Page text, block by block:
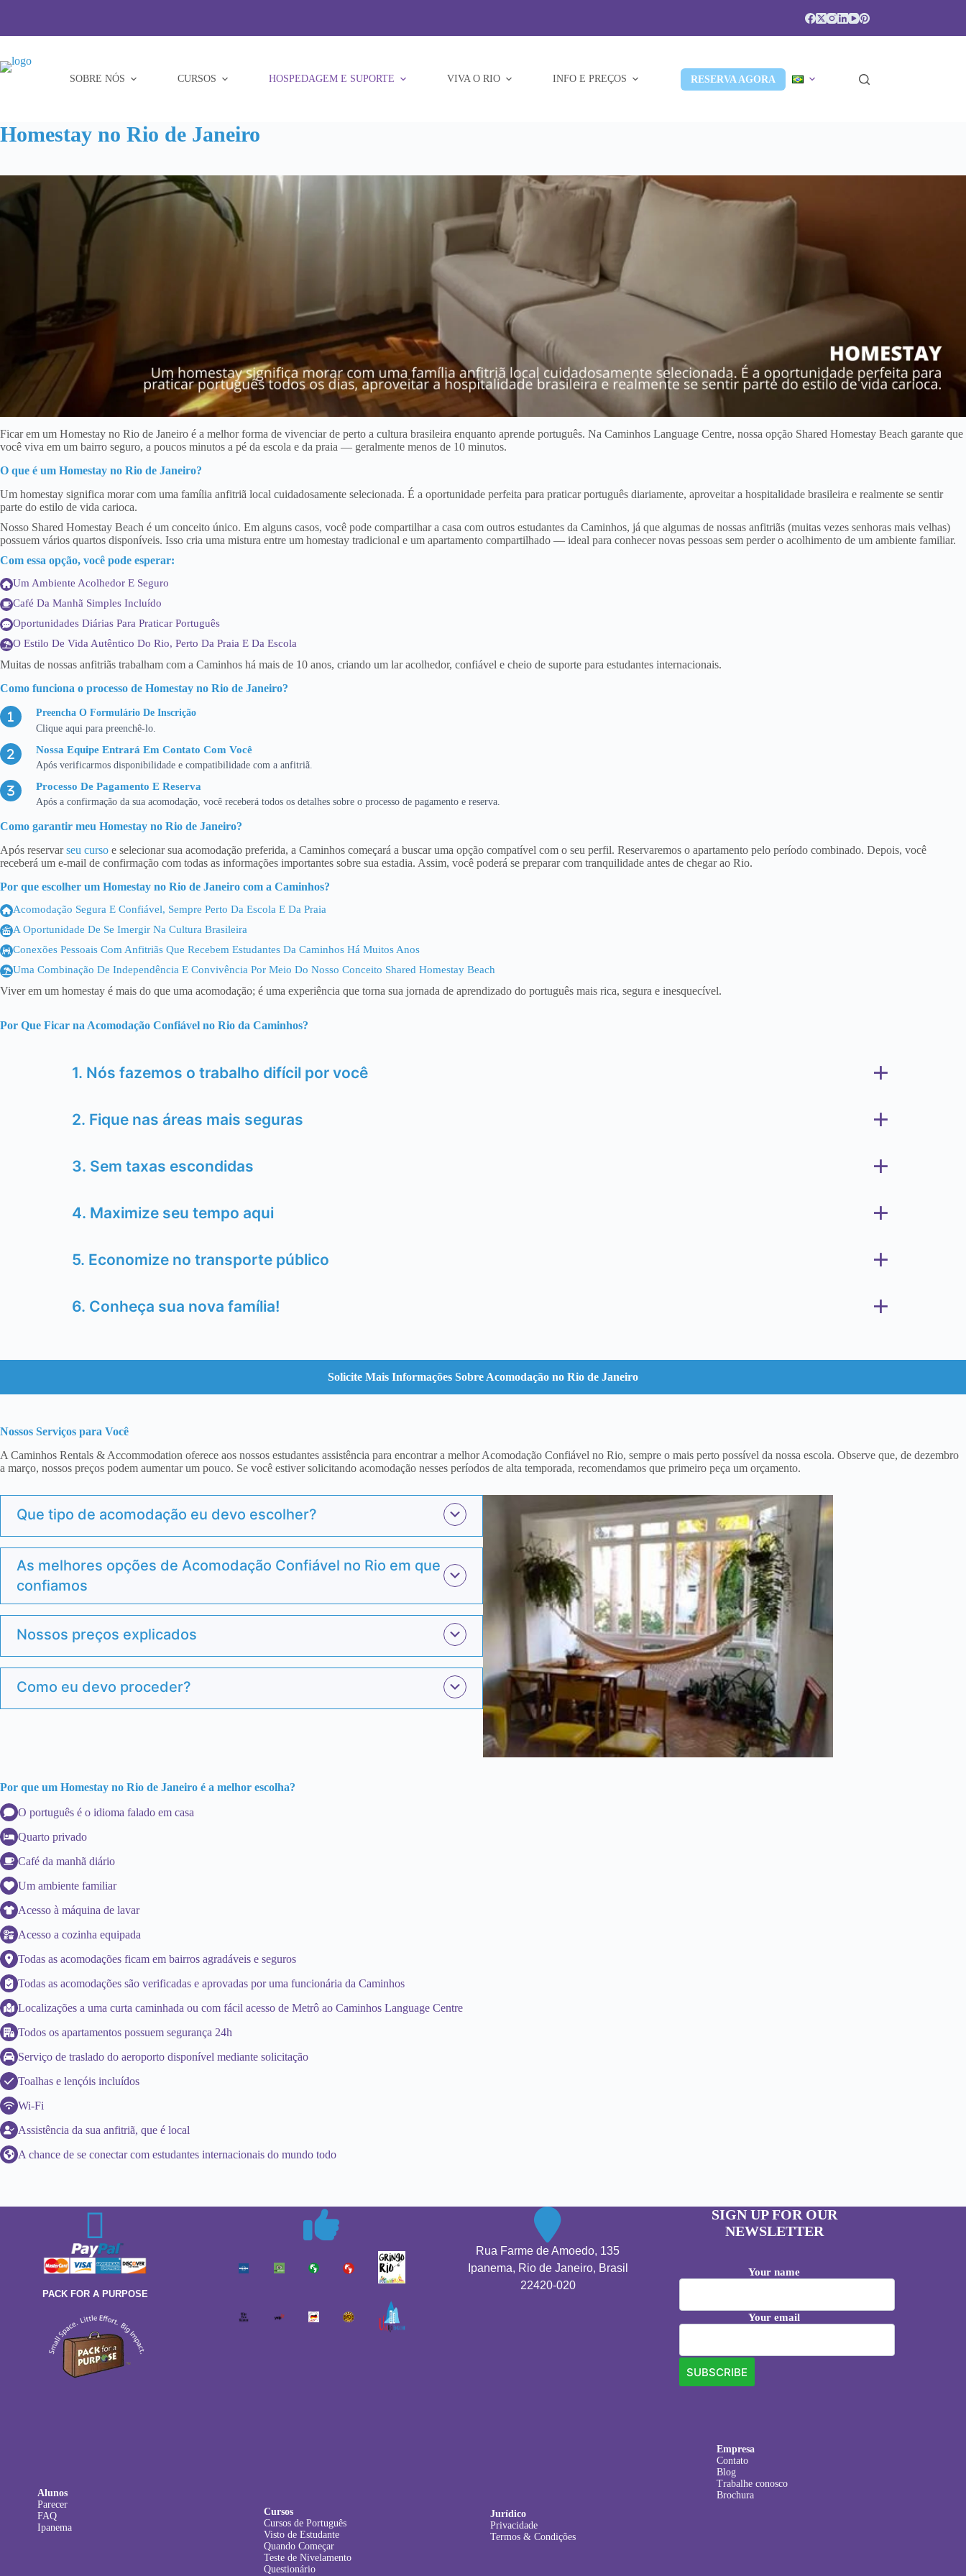
SOBRE NÓS CURSOS HOSPEDAGEM E SUPORTE VIVA O RIO INFO E PREÇOS RESERVA AGORA
Homestay no Rio de Janeiro
Ficar em um Homestay no Rio de Janeiro é a melhor forma de vivenciar de perto a cultura brasileira enquanto aprende português. Na Caminhos Language Centre, nossa opção Shared Homestay Beach garante que
você viva em um bairro seguro, a poucos minutos a pé da escola e da praia — geralmente menos de 10 minutos.
O que é um Homestay no Rio de Janeiro?
Um homestay significa morar com uma família anfitriã local cuidadosamente selecionada. É a oportunidade perfeita para praticar português diariamente, aproveitar a hospitalidade brasileira e realmente se sentir
parte do estilo de vida carioca.
Nosso Shared Homestay Beach é um conceito único. Em alguns casos, você pode compartilhar a casa com outros estudantes da Caminhos, já que algumas de nossas anfitriãs (muitas vezes senhoras mais velhas)
possuem vários quartos disponíveis. Isso cria uma mistura entre um homestay tradicional e um apartamento compartilhado — ideal para conhecer novas pessoas sem perder o acolhimento de um ambiente familiar.
Com essa opção, você pode esperar:
Um Ambiente Acolhedor E Seguro
Café Da Manhã Simples Incluído
Oportunidades Diárias Para Praticar Português
O Estilo De Vida Autêntico Do Rio, Perto Da Praia E Da Escola
Muitas de nossas anfitriãs trabalham com a Caminhos há mais de 10 anos, criando um lar acolhedor, confiável e cheio de suporte para estudantes internacionais.
Como funciona o processo de Homestay no Rio de Janeiro?
Preencha O Formulário De Inscrição
Clique aqui para preenchê-lo.
Nossa Equipe Entrará Em Contato Com Você
Após verificarmos disponibilidade e compatibilidade com a anfitriã.
Processo De Pagamento E Reserva
Após a confirmação da sua acomodação, você receberá todos os detalhes sobre o processo de pagamento e reserva.
Como garantir meu Homestay no Rio de Janeiro?
Após reservarseu curso e selecionar sua acomodação preferida, a Caminhos começará a buscar uma opção compatível com o seu perfil. Reservaremos o apartamento pelo período combinado. Depois, você
receberá um e-mail de confirmação com todas as informações importantes sobre sua estadia. Assim, você poderá se preparar com tranquilidade antes de chegar ao Rio.
Por que escolher um Homestay no Rio de Janeiro com a Caminhos?
Acomodação Segura E Confiável, Sempre Perto Da Escola E Da Praia
A Oportunidade De Se Imergir Na Cultura Brasileira
Conexões Pessoais Com Anfitriãs Que Recebem Estudantes Da Caminhos Há Muitos Anos
Uma Combinação De Independência E Convivência Por Meio Do Nosso Conceito Shared Homestay Beach
Viver em um homestay é mais do que uma acomodação; é uma experiência que torna sua jornada de aprendizado do português mais rica, segura e inesquecível.
Por Que Ficar na Acomodação Confiável no Rio da Caminhos?
1. Nós fazemos o trabalho difícil por você
2. Fique nas áreas mais seguras
3. Sem taxas escondidas
4. Maximize seu tempo aqui
5. Economize no transporte público
6. Conheça sua nova família!
Solicite Mais Informações Sobre Acomodação no Rio de Janeiro
Nossos Serviços para Você
A Caminhos Rentals & Accommodation oferece aos nossos estudantes assistência para encontrar a melhor Acomodação Confiável no Rio, sempre o mais perto possível da nossa escola. Observe que, de dezembro
a março, nossos preços podem aumentar um pouco. Se você estiver solicitando acomodação nesses períodos de alta temporada, recomendamos que primeiro peça um orçamento.
Que tipo de acomodação eu devo escolher?
As melhores opções de Acomodação Confiável no Rio em que
confiamos
Nossos preços explicados
Como eu devo proceder?
Por que um Homestay no Rio de Janeiro é a melhor escolha?
O português é o idioma falado em casa
Quarto privado
Café da manhã diário
Um ambiente familiar
Acesso à máquina de lavar
Acesso a cozinha equipada
Todas as acomodações ficam em bairros agradáveis e seguros
Todas as acomodações são verificadas e aprovadas por uma funcionária da Caminhos
Localizações a uma curta caminhada ou com fácil acesso de Metrô ao Caminhos Language Centre
Todos os apartamentos possuem segurança 24h
Serviço de traslado do aeroporto disponível mediante solicitação
Toalhas e lençóis incluídos
Wi-Fi
Assistência da sua anfitriã, que é local
A chance de se conectar com estudantes internacionais do mundo todo
PACK FOR A PURPOSE
Alunos
Parecer
FAQ
Ipanema
Cursos
Cursos de Português
Visto de Estudante
Quando Começar
Teste de Nivelamento
Questionário
Rua Farme de Amoedo, 135
Ipanema, Rio de Janeiro, Brasil
22420-020
Jurídico
Privacidade
Termos & Condições
SIGN UP FOR OUR
NEWSLETTER
Your name
Your email
Empresa
Contato
Blog
Trabalhe conosco
Brochura